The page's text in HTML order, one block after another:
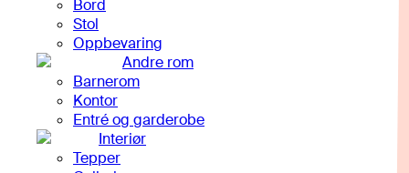
Bord
Stol
Oppbevaring
Andre rom
Barnerom
Kontor
Entré og garderobe
Interiør
Tepper